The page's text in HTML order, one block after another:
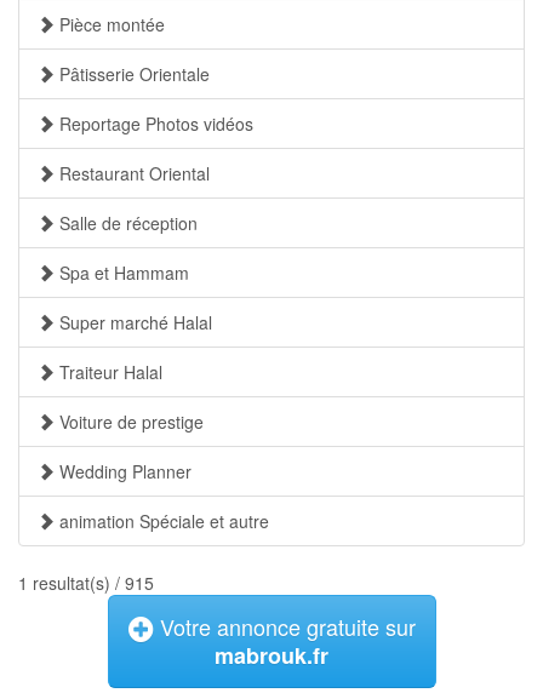
Pièce montée
Pâtisserie Orientale
Reportage Photos vidéos
Restaurant Oriental
Salle de réception
Spa et Hammam
Super marché Halal
Traiteur Halal
Voiture de prestige
Wedding Planner
animation Spéciale et autre
1 resultat(s) / 915
Votre annonce gratuite sur
mabrouk.fr